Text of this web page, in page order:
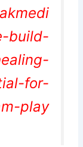
build-
for-
play/